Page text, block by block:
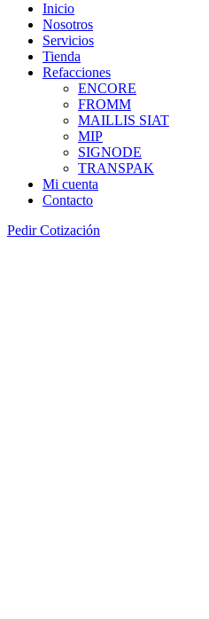
Inicio
Nosotros
Servicios
Tienda
Refacciones
ENCORE
FROMM
MAILLIS SIAT
MIP
SIGNODE
TRANSPAK
Mi cuenta
Contacto
Pedir Cotización